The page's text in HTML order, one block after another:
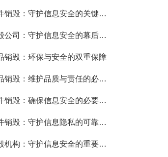
毁：守护信息安全的关键环节
司：守护信息安全的幕后卫士
销毁：环保与安全的双重保障
毁：维护品质与责任的必要之举
毁：确保信息安全的必要措施
毁：守护信息隐私的可靠方式
构：守护信息安全的重要防线